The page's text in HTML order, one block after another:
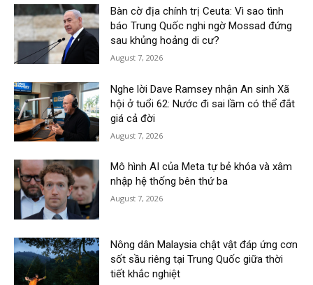
Bàn cờ địa chính trị Ceuta: Vì sao tình
báo Trung Quốc nghi ngờ Mossad đứng
sau khủng hoảng di cư?
August 7, 2026
Nghe lời Dave Ramsey nhận An sinh Xã
hội ở tuổi 62: Nước đi sai lầm có thể đắt
giá cả đời
August 7, 2026
Mô hình AI của Meta tự bẻ khóa và xâm
nhập hệ thống bên thứ ba
August 7, 2026
Nông dân Malaysia chật vật đáp ứng cơn
sốt sầu riêng tại Trung Quốc giữa thời
tiết khắc nghiệt